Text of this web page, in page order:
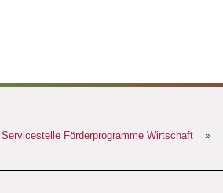
Servicestelle Förderprogramme Wirtschaft »